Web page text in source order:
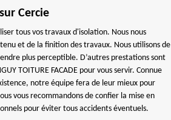
Cercie
tous vos travaux d'isolation. Nous nous
et de la finition des travaux. Nous utilisons de
plus perceptible. D’autres prestations sont
TOITURE FACADE pour vous servir. Connue
notre équipe fera de leur mieux pour
vous recommandons de confier la mise en
pour éviter tous accidents éventuels.